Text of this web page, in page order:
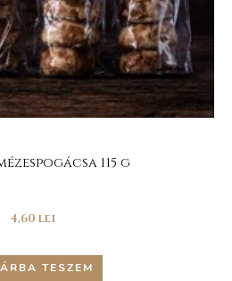
115 g
4,60 lei
TESZEM